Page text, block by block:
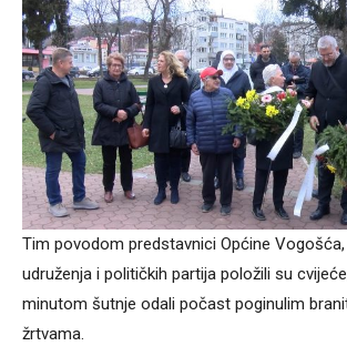
Tim povodom predstavnici Općine
udruženja i političkih partija položili su
minutom šutnje odali počast poginulim
žrtvama.